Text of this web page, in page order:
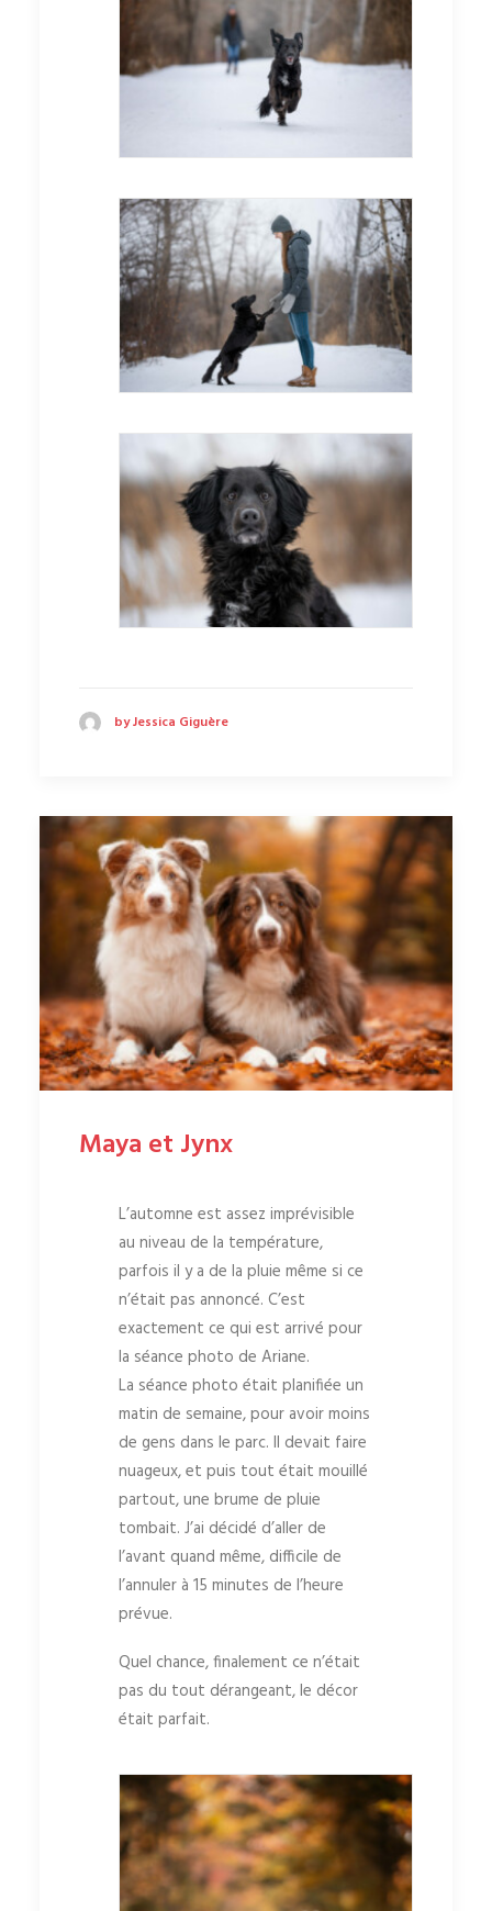
by Jessica Giguère
Maya et Jynx
L’automne est assez imprévisible
au niveau de la température,
parfois il y a de la pluie même si ce
n’était pas annoncé. C’est
exactement ce qui est arrivé pour
la séance photo de Ariane.
La séance photo était planifiée un
matin de semaine, pour avoir moins
de gens dans le parc. Il devait faire
nuageux, et puis tout était mouillé
partout, une brume de pluie
tombait. J’ai décidé d’aller de
l’avant quand même, difficile de
l’annuler à 15 minutes de l’heure
prévue.
Quel chance, finalement ce n’était
pas du tout dérangeant, le décor
était parfait.